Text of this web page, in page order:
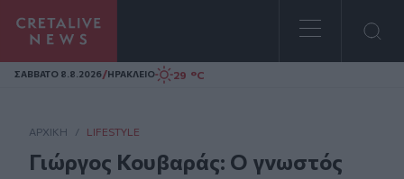
Homepage
ΣAΒΒΑΤΟ 8.8.2026/ΗΡΑΚΛΕΙΟ 29 °C
ΑΡΧΙΚΗ / LIFESTYLE
Γιώργος Κουβαράς: Ο γνωστός